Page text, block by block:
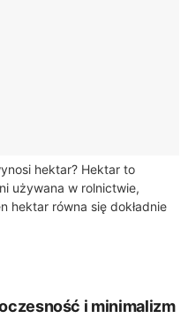
hektar? Hektar to
używana w rolnictwie,
hektar równa się dokładnie
sobie kwadrat o...
i minimalizm